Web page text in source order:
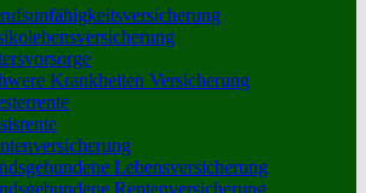
Krankheiten Versicherung
Lebensversicherung
Rentenversicherung